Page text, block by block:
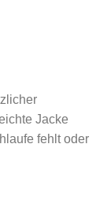
Jacke
fehlt oder